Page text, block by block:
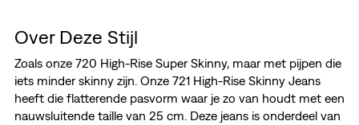
Over Deze Stijl
Zoals onze 720 High-Rise Super Skinny, maar met pijpen die
iets minder skinny zijn. Onze 721 High-Rise Skinny Jeans
heeft die flatterende pasvorm waar je zo van houdt met een
nauwsluitende taille van 25 cm. Deze jeans is onderdeel van